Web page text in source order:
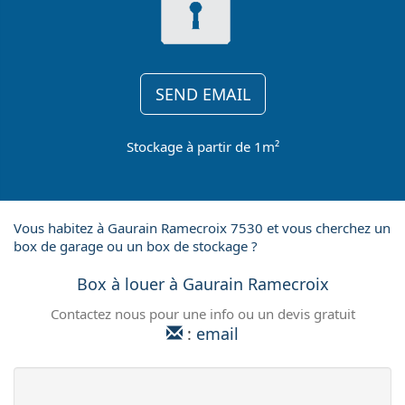
SEND EMAIL
Stockage à partir de 1m²
Vous habitez à Gaurain Ramecroix 7530 et vous cherchez un
box de garage ou un box de stockage ?
Box à louer à Gaurain Ramecroix
Contactez nous pour une info ou un devis gratuit
: email